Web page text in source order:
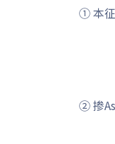
① 本
② 掺